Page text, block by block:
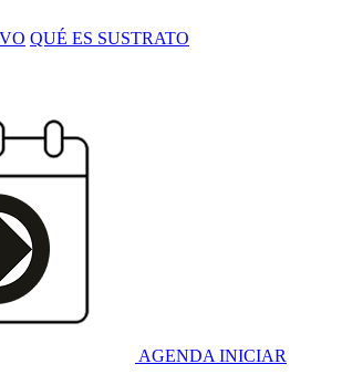
QUÉ ES SUSTRATO
AGENDA INICIAR